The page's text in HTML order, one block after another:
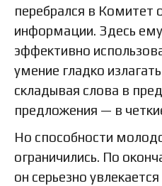
перебрался в Комитет
информации. Здесь
эффективно
умение гладко
складывая слова в
предложения — в
Но способности
ограничились. По
он серьезно